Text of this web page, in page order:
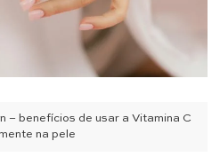
– benefícios de usar a Vitamina C
na pele